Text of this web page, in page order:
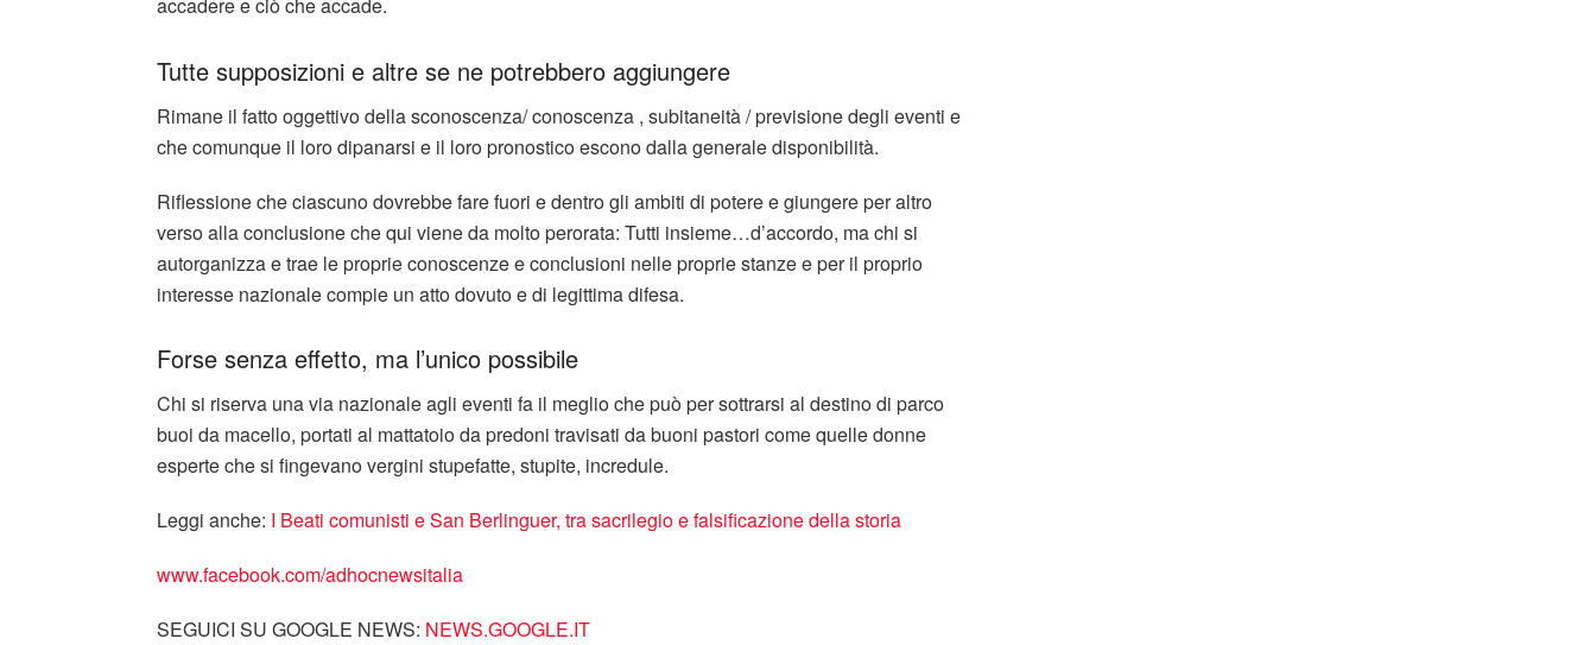
Tutte supposizioni e altre se ne potrebbero aggiungere
Rimane il fatto oggettivo della sconoscenza/ conoscenza , subitaneità / previsione degli eventi e
che comunque il loro dipanarsi e il loro pronostico escono dalla generale disponibilità.
Riflessione che ciascuno dovrebbe fare fuori e dentro gli ambiti di potere e giungere per altro
verso alla conclusione che qui viene da molto perorata: Tutti insieme…d’accordo, ma chi si
autorganizza e trae le proprie conoscenze e conclusioni nelle proprie stanze e per il proprio
interesse nazionale compie un atto dovuto e di legittima difesa.
Forse senza effetto, ma l’unico possibile
Chi si riserva una via nazionale agli eventi fa il meglio che può per sottrarsi al destino di parco
buoi da macello, portati al mattatoio da predoni travisati da buoni pastori come quelle donne
esperte che si fingevano vergini stupefatte, stupite, incredule.
Leggi anche: I Beati comunisti e San Berlinguer, tra sacrilegio e falsificazione della storia
www.facebook.com/adhocnewsitalia
SEGUICI SU GOOGLE NEWS: NEWS.GOOGLE.IT